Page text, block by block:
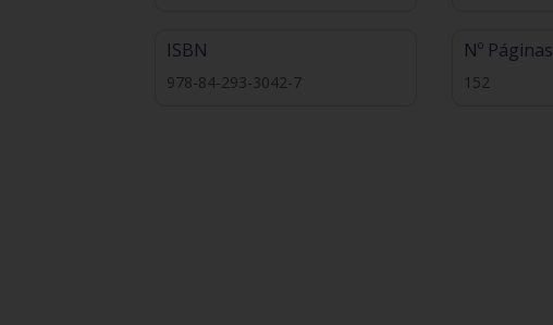
ISBN
978-84-293-3042-7
Nº Páginas
152